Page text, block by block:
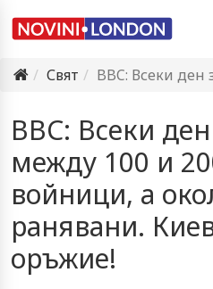
Свят
BBC: Всеки ден загиват
BBC: Всеки
между 100 и
войници, a
ранявани.
оръжие!